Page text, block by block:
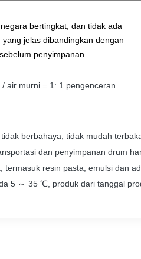
bertingkat, dan tidak ada
yang jelas dibandingkan dengan
sebelum penyimpanan
air murni = 1: 1 pengenceran
berbahaya, tidak mudah
dan penyimpanan drum
resin pasta, emulsi dan
5 ～ 35 ℃, produk dari tanggal